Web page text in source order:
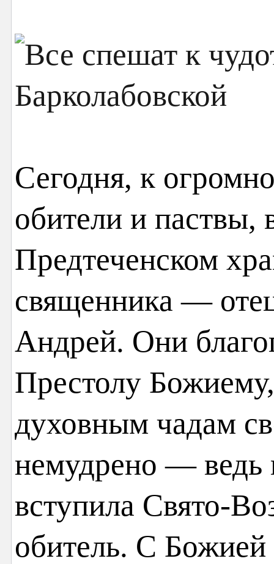
Сегодня, к
обители и паствы,
Предтеченском
священника —
Андрей. Они
Престолу
духовным чадам
немудрено — ведь
вступила Свято-
обитель. С